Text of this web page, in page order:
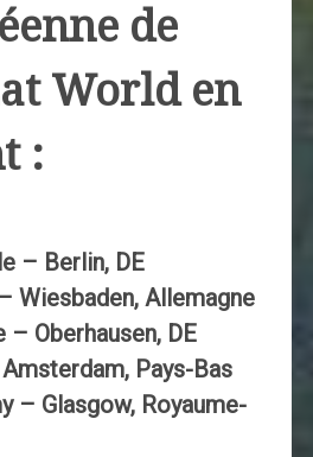
de
World en
:
– Berlin, DE
Wiesbaden, Allemagne
– Oberhausen, DE
Pays-Bas
– Glasgow, Royaume-